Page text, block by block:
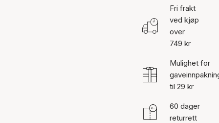
Fri frakt
ved kjøp
over
749 kr
Mulighet for
til 29 kr
60 dager
returrett